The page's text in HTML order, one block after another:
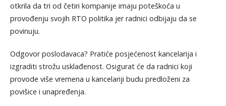
otkrila da tri od četiri kompanije imaju poteškoća u
provođenju svojih RTO politika jer radnici odbijaju da se
povinuju.
Odgovor poslodavaca? Pratiće posjećenost kancelarija i
izgraditi strožu usklađenost. Osigurat će da radnici koji
provode više vremena u kancelariji budu predloženi za
povišice i unapređenja.